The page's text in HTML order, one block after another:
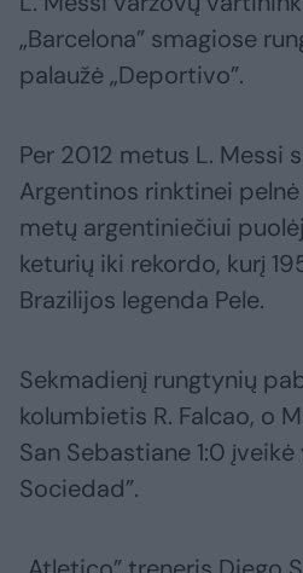
„Barcelona” smagiose
palaužė „Deportivo”.
Per 2012 metus L. Messi
Argentinos rinktinei pelnė
metų argentiniečiui
keturių iki rekordo, kurį
Brazilijos legenda Pele.
Sekmadienį rungtynių
kolumbietis R. Falcao, o
San Sebastiane 1:0 įveikė
Sociedad”.